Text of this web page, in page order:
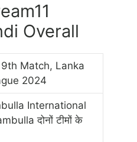
Overall
Match, Lanka
2024
International
दोनों टीमों के